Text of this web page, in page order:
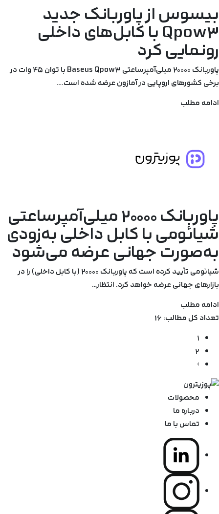
بیسوس از پاوربانک جدید
Qpow3 با کابل‌های داخلی
رونمایی کرد
پاوربانک 20000 میلی‌آمپرساعتی Baseus Qpow3 با توان 45 وات در
برخی کشورهای اروپایی در آمازون عرضه شده است.…
ادامه مطلب
پاوربانک 20000 میلی‌آمپرساعتی
شیائومی با کابل داخلی به‌زودی
به‌صورت جهانی عرضه می‌شود
شیائومی تأیید کرده است که پاوربانک 20000 (با کابل داخلی) را در
بازارهای جهانی عرضه خواهد کرد. انتظار…
ادامه مطلب
تعداد کل مطالب: ۱۶
۱
۲
›
محصولات
درباره ما
تماس با ما